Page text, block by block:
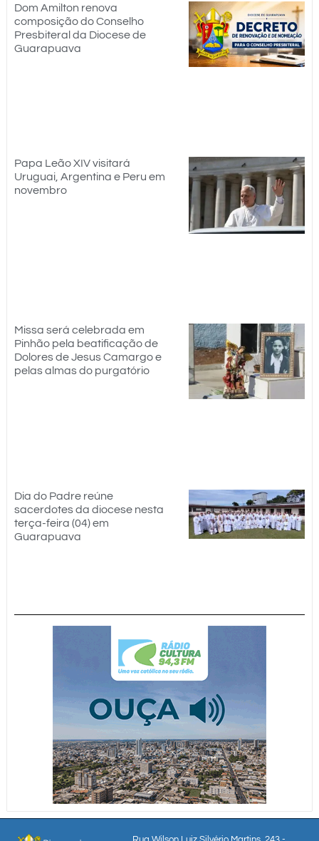
Dom Amilton renova
composição do Conselho
Presbiteral da Diocese de
Guarapuava
Papa Leão XIV visitará
Uruguai, Argentina e Peru em
novembro
Missa será celebrada em
Pinhão pela beatificação de
Dolores de Jesus Camargo e
pelas almas do purgatório
Dia do Padre reúne
sacerdotes da diocese nesta
terça-feira (04) em
Guarapuava